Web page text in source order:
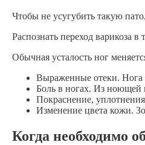
Чтобы не усугубить такую
Распознать переход варикоза
Обычная усталость ног
Выраженные отеки. Нога
Боль в ногах. Из ноющей
Покраснение,
Изменение цвета кожи.
Когда необходимо